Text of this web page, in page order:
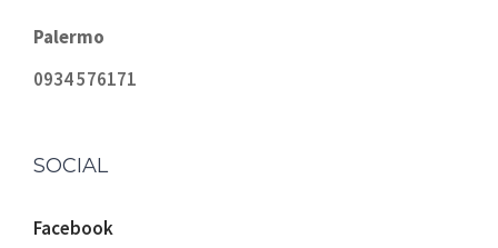
Palermo
0934 576171
SOCIAL
Facebook